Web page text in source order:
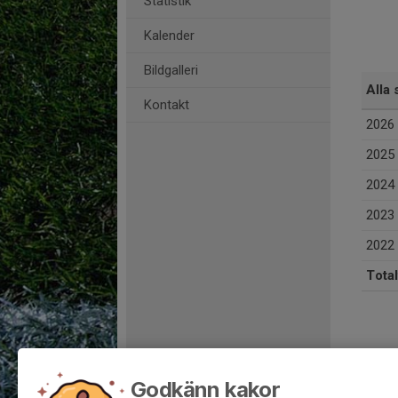
Kalender
Bildgalleri
Kontakt
Alla
2026
2025
2024
2023
2022
Godkänn kakor